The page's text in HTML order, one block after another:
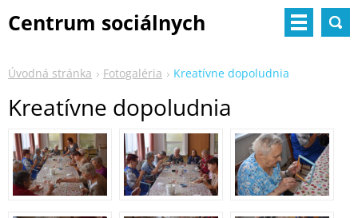
Centrum sociálnych
Úvodná stránka Fotogaléria Kreatívne dopoludnia
Kreatívne dopoludnia